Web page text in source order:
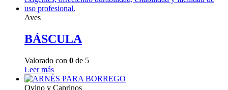
Aves
BÁSCULA
Valorado con 0 de 5
Leer más
Ovino y Caprinos